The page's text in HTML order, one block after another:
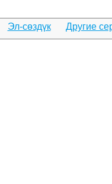
Эл-сөздүк Другие